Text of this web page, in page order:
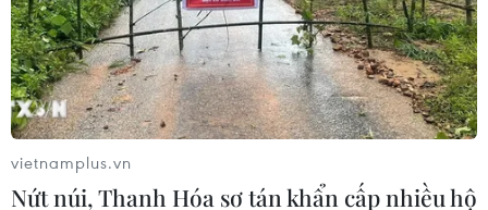
Tháng 6/2018, Đài Thiên văn và Nhà chiếu hình vũ trụ
thuộc Trung tâm Vũ trụ Việt Nam đặt tại Khu Công nghệ
cao Hòa Lạc, sẽ được bàn giao kỹ thuật và vận hành
thử nghiệm.
vietnamplus.vn
Nứt núi, Thanh Hóa sơ tán khẩn cấp nhiều hộ